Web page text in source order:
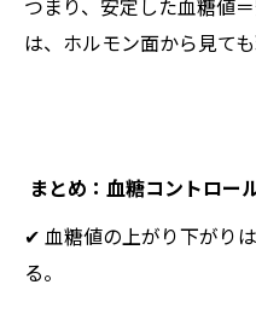
は、ホルモン面から見て
まとめ：血糖コントロー
✔ 血糖値の上がり下がり
る。